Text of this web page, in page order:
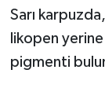
Sarı
likopen
pigmenti